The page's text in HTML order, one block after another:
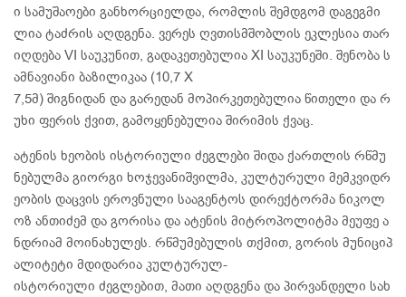
ი სამუშაოები განხორციელდა, რომლის შემდგომ დაგეგმი
ლია ტაძრის აღდგენა. ვერეს ღვთისმშობლის ეკლესია თარ
იღდება VI საუკუნით, გადაკეთებულია XI საუკუნეში. შენობა ს
ამნავიანი ბაზილიკაა (10,7 X
7,5მ) შიგნიდან და გარედან მოპირკეთებულია წითელი და რ
უხი ფერის ქვით, გამოყენებულია შირიმის ქვაც.
ატენის ხეობის ისტორიული ძეგლები შიდა ქართლის რწმუ
ნებულმა გიორგი ხოჯევანიშვილმა, კულტურული მემკვიდრ
ეობის დაცვის ეროვნული სააგენტოს დირექტორმა ნიკოლ
ოზ ანთიძემ და გორისა და ატენის მიტროპოლიტმა მეუფე ა
ნდრიამ მოინახულეს. რწმუმებულის თქმით, გორის მუნიციპ
ალიტეტი მდიდარია კულტურულ-
ისტორიული ძეგლებით, მათი აღდგენა და პირვანდელი სახ